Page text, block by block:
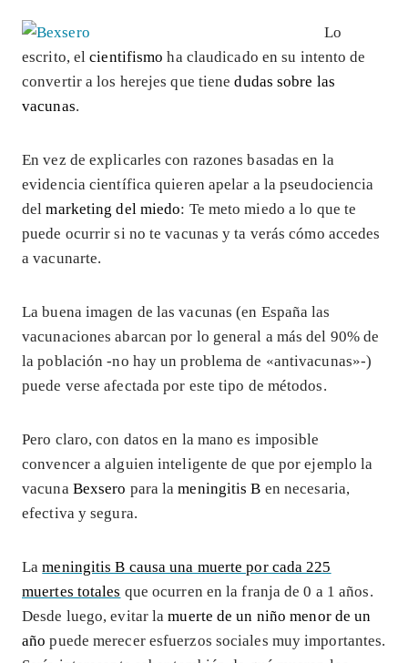
Lo
escrito, elcientifismo ha claudicado en su intento de
convertir a los herejes que tienedudas sobre las
vacunas.
En vez de explicarles con razones basadas en la
evidencia científica quieren apelar a la pseudociencia
delmarketing del miedo: Te meto miedo a lo que te
puede ocurrir si no te vacunas y ta verás cómo accedes
a vacunarte.
La buena imagen de las vacunas (en España las
vacunaciones abarcan por lo general a más del 90% de
la población -no hay un problema de «antivacunas»-)
puede verse afectada por este tipo de métodos.
Pero claro, con datos en la mano es imposible
convencer a alguien inteligente de que por ejemplo la
vacuna Bexsero para lameningitis B en necesaria,
efectiva y segura.
Lameningitis B causa una muerte por cada 225
muertes totales que ocurren en la franja de 0 a 1 años.
Desde luego, evitar lamuerte de un niño menor de un
año puede merecer esfuerzos sociales muy importantes.